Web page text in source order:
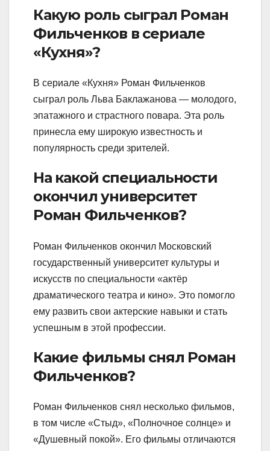
Какую роль сыграл Роман
Фильченков в сериале
«Кухня»?
В сериале «Кухня» Роман Фильченков
сыграл роль Льва Баклажанова — молодого,
эпатажного и страстного повара. Эта роль
принесла ему широкую известность и
популярность среди зрителей.
На какой специальности
окончил университет
Роман Фильченков?
Роман Фильченков окончил Московский
государственный университет культуры и
искусств по специальности «актёр
драматического театра и кино». Это помогло
ему развить свои актерские навыки и стать
успешным в этой профессии.
Какие фильмы снял Роман
Фильченков?
Роман Фильченков снял несколько фильмов,
в том числе «Стыд», «Полночное солнце» и
«Душевный покой». Его фильмы отличаются